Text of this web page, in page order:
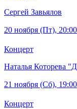
Сергей Завьялов
20 ноября (Пт), 20:00
Концерт
Наталья Которева
21 ноября (Сб), 19:00
Концерт